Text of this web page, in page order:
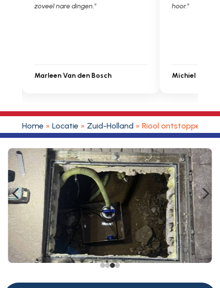
hoor."
Michiel Uitdenbongerd
Ontstoppen.nl
Sarah Touat
Home » Locatie » Zuid-Holland » Riool ontstoppen
4 5